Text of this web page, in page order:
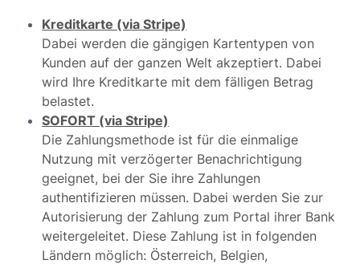
Kreditkarte (via Stripe)
Dabei werden die gängigen Kartentypen von
Kunden auf der ganzen Welt akzeptiert. Dabei
wird Ihre Kreditkarte mit dem fälligen Betrag
belastet.
SOFORT (via Stripe)
Die Zahlungsmethode ist für die einmalige
Nutzung mit verzögerter Benachrichtigung
geeignet, bei der Sie ihre Zahlungen
authentifizieren müssen. Dabei werden Sie zur
Autorisierung der Zahlung zum Portal ihrer Bank
weitergeleitet. Diese Zahlung ist in folgenden
Ländern möglich: Österreich, Belgien,